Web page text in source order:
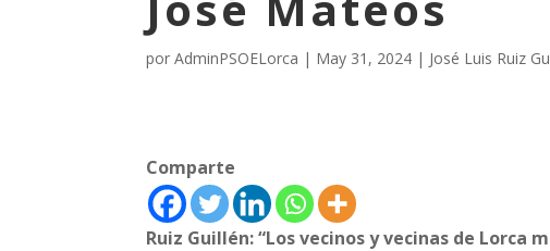
porAdminPSOELorca | May 31, 2024 | José Luis Ruiz
Comparte
Ruiz Guillén: “Los vecinos y vecinas de